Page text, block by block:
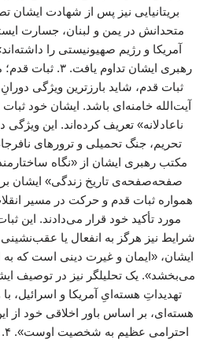
بریتانیایی نیز پس از شهادت ایشان
متحدانش در یمن و لبنان، جسارت
آمریکا و رژیم صهیونیستی را
رهبری ایشان تداوم
ثبات قدم، شاید بارزترین ویژگی
آیت‌الله خامنه‌ای باشد. ایشان خود
ناعادلانه» تعریف کرده‌اند. این ویژگی
تحریم، جنگ تحمیلی و ترورهای
مکتب رهبری ایشان از «نگاه
صفحه‌صفحه‌ی تاریخ زندگی» ایشان
همواره ثبات قدم و حرکت در مسیر
مورد تأکید خود قرار می‌دادند. این
شرایط نیز هرگز به انفعال یا عقب‌نشینی
ایشان، «ایمان و غیرت دینی است که به
می‌بخشد». یک تحلیلگر نیز در توصیف
تهدیداتِ هسته‌ایِ آمریکا و اسرائیل،
هسته‌ای، بر اساس باور اخلاقی خود از